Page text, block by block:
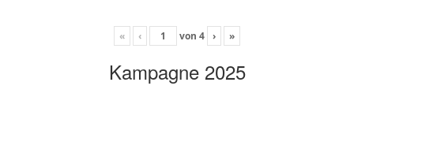
« ‹ von 4 › »
Kampagne 2025